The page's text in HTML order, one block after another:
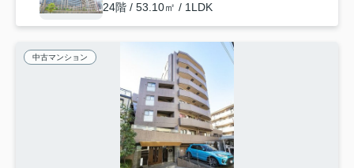
24階 / 53.10㎡ / 1LDK
中古マンション